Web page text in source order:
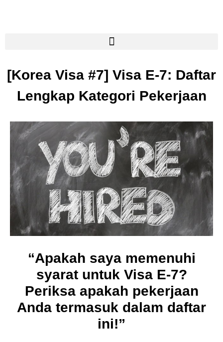
[Korea Visa #7] Visa E-7: Daftar
Lengkap Kategori Pekerjaan
“Apakah saya memenuhi
syarat untuk Visa E-7?
Periksa apakah pekerjaan
Anda termasuk dalam daftar
ini!”